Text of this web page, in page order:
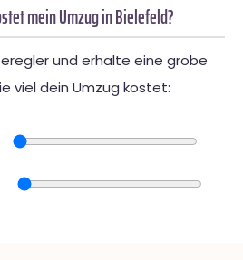
mein Umzug in Bielefeld?
und erhalte eine grobe
viel dein Umzug kostet: